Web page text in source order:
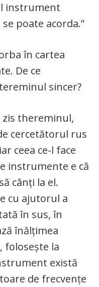
instrument
poate acorda.”
în cartea
De ce
sincer?
thereminul,
cercetătorul rus
ceea ce-l face
instrumente e că
cânți la el.
cu ajutorul a
în sus, în
înălţimea
foloseşte la
există
de frecvenţe